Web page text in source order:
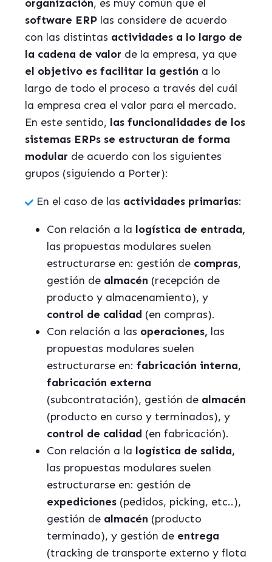
organización, es muy común que el
software ERP las considere de acuerdo
con las distintas actividades a lo largo de
la cadena de valor de la empresa, ya que
el objetivo es facilitar la gestión a lo
largo de todo el proceso a través del cuál
la empresa crea el valor para el mercado.
En este sentido, las funcionalidades de los
sistemas ERPs se estructuran de forma
modular de acuerdo con los siguientes
grupos (siguiendo a Porter):
En el caso de las actividades primarias:
Con relación a la logística de entrada,
las propuestas modulares suelen
estructurarse en: gestión de compras,
gestión de almacén (recepción de
producto y almacenamiento), y
control de calidad (en compras).
Con relación a las operaciones, las
propuestas modulares suelen
estructurarse en: fabricación interna,
fabricación externa
(subcontratación), gestión de almacén
(producto en curso y terminados), y
control de calidad (en fabricación).
Con relación a la logística de salida,
las propuestas modulares suelen
estructurarse en: gestión de
expediciones (pedidos, picking, etc..),
gestión de almacén (producto
terminado), y gestión de entrega
(tracking de transporte externo y flota